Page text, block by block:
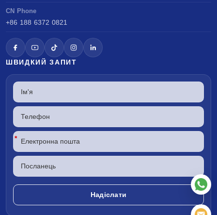
CN Phone
+86 188 6372 0821
ШВИДКИЙ ЗАПИТ
*